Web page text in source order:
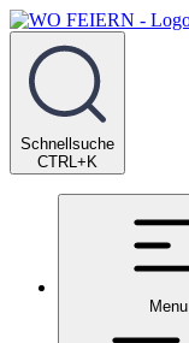
Schnellsuche
CTRL+K
Menu